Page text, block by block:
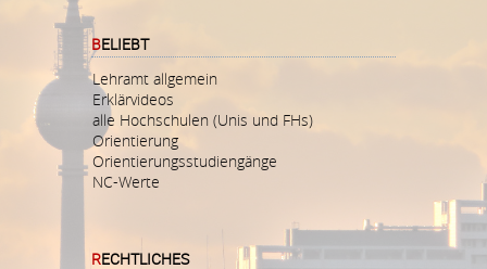
BELIEBT
Lehramt allgemein
Erklärvideos
alle Hochschulen (Unis und FHs)
Orientierung
Orientierungsstudiengänge
NC-Werte
RECHTLICHES